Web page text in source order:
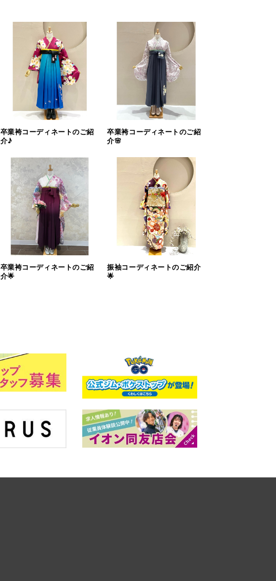
卒業袴コーディネートのご紹
介♪
卒業袴コーディネートのご紹
介🌸
卒業袴コーディネートのご紹
介🌟
振袖コーディネートのご紹介
🌟